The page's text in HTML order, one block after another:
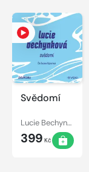
Svědomí
Lucie Bechynková
399 Kč